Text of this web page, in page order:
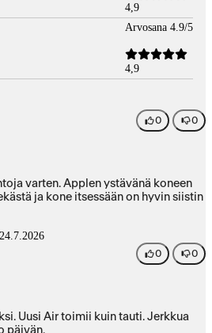
4,9
Arvosana 4.9/5
4,9
0 0
ystävänä koneen
ja kone itsessään on hyvin siistin
24.7.2026
0 0
Uusi Air toimii kuin tauti. Jerkkua
päivän.